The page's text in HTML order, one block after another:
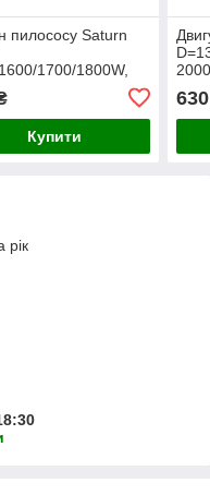
пилососу Saturn
1700/1800W,
SX d=130 h=115
Купити
630
рік